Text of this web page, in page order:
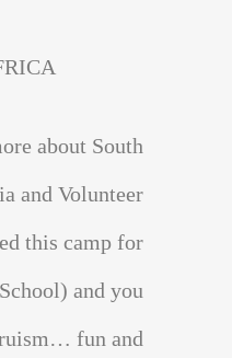
about South
and Volunteer
this camp for
and you
fun and